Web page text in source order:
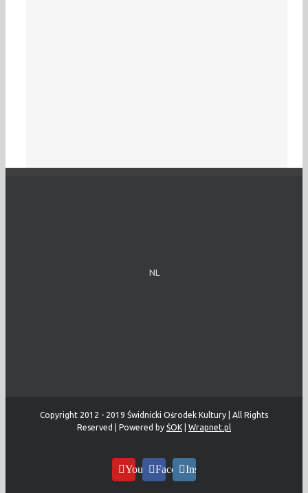
NL
Copyright 2012 - 2019 Świdnicki Ośrodek Kultury | All Rights
Reserved | Powered by ŚOK Wrapnet.pl
YouTubeFacebookInstagram